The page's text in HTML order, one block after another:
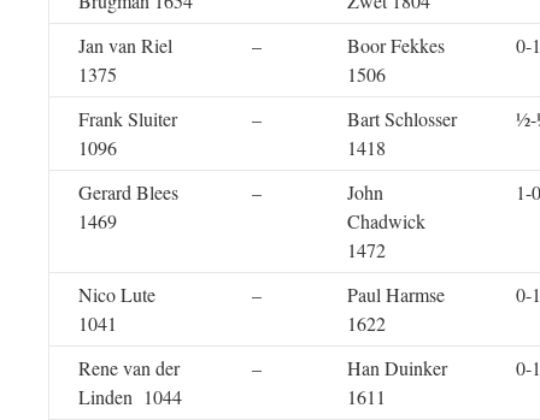
Jan van Riel
1375
–
Boor Fekkes
1506
0-1
Frank Sluiter
1096
–
Bart Schlosser
1418
Gerard Blees
1469
–
John
Chadwick
1472
1-0
Nico Lute
1041
–
Paul Harmse
1622
0-1
Rene van der
Linden 1044
–
Han Duinker
1611
0-1